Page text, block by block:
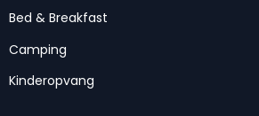
Bed & Breakfast
Camping
Kinderopvang